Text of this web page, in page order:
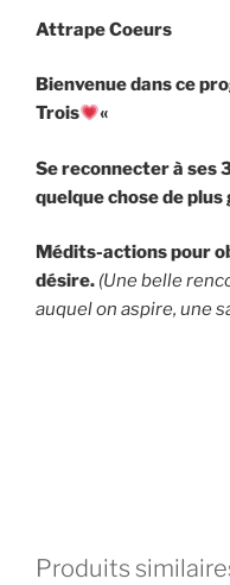
Attrape Coeurs
Bienvenue dans ce
Trois
«
Se reconnecter à ses
quelque chose de plus
Médits-actions pour
désire. (Une beller
auquel on aspire, une
Produits